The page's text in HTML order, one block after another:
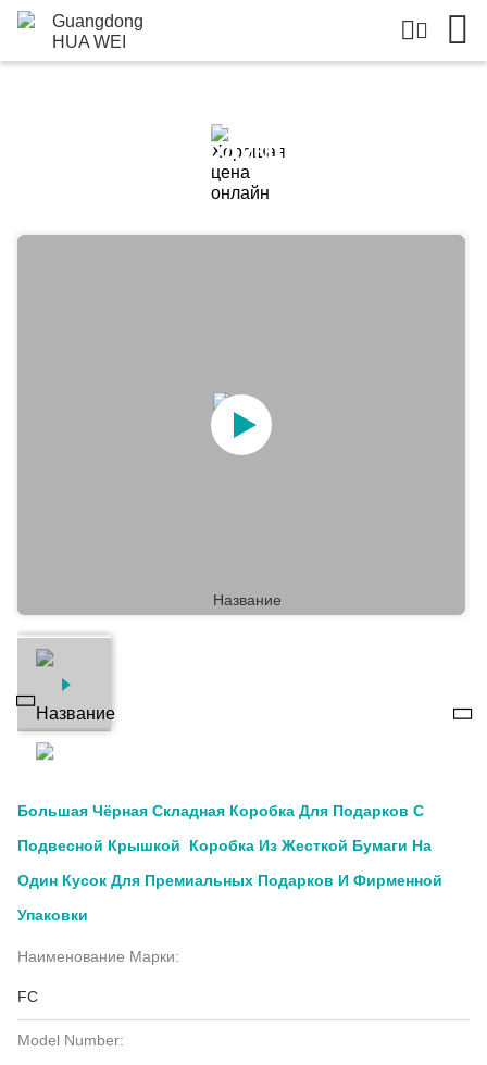
Подробная Информация О
Продукции
Большая Чёрная Складная Коробка Для Подарков С
Подвесной Крышкой ️ Коробка Из Жесткой Бумаги На
Один Кусок Для Премиальных Подарков И Фирменной
Упаковки
Наименование Марки:
FC
Model Number: